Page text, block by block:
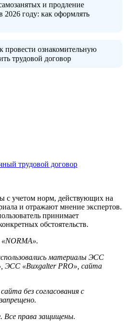
и продление
2026 году: как оформлять
провести ознакомительную
трудовой договор
трудовой договор
с учетом норм, действующих на
и отражают мнение экспертов.
принимает
обстоятельств.
материалы ЭСС
ЭСС «Buxgalter PRO», сайта
без согласования с
права защищены.